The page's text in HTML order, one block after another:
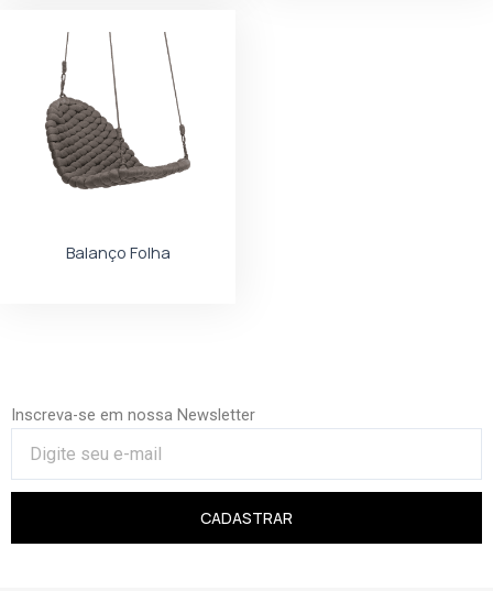
Balanço Folha
Inscreva-se em nossa Newsletter
CADASTRAR